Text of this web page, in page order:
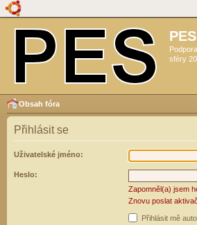
PES
sféry
Obsah fóra
Přihlásit se
Uživatelské jméno:
Heslo:
Zapomněl(a) jsem
Znovu poslat
Přihlásit mě